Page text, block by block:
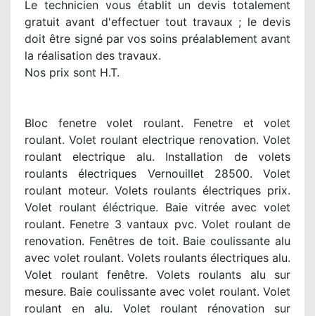
Le technicien vous établit un devis totalement
gratuit avant d'effectuer tout travaux ; le devis
doit être signé par vos soins préalablement avant
la réalisation des travaux.
Nos prix sont H.T.
Bloc fenetre volet roulant. Fenetre et volet
roulant. Volet roulant electrique renovation. Volet
roulant electrique alu. Installation de volets
roulants électriques Vernouillet 28500. Volet
roulant moteur. Volets roulants électriques prix.
Volet roulant éléctrique. Baie vitrée avec volet
roulant. Fenetre 3 vantaux pvc. Volet roulant de
renovation. Fenêtres de toit. Baie coulissante alu
avec volet roulant. Volets roulants électriques alu.
Volet roulant fenêtre. Volets roulants alu sur
mesure. Baie coulissante avec volet roulant. Volet
roulant en alu. Volet roulant rénovation sur